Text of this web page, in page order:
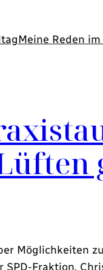
Meine Reden
Möglichkeiten
Fraktion,